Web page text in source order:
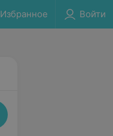
Избранное Войти